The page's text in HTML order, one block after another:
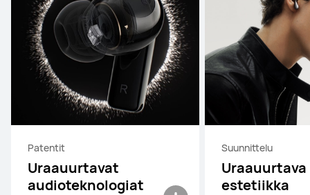
Patentit
Uraauurtavat
audioteknologiat
Suunnittelu
Uraauurtava
estetiikka